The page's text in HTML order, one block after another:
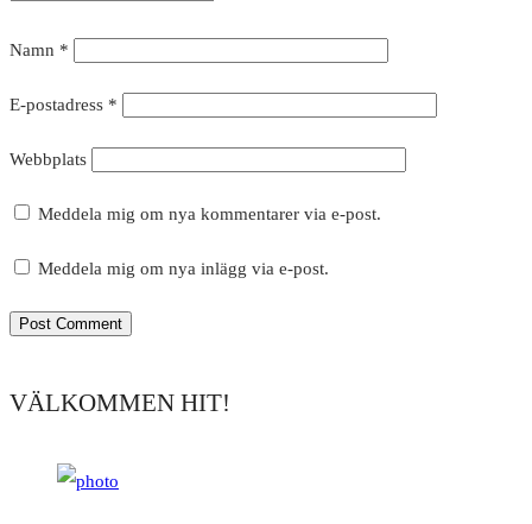
Namn *
E-postadress *
Webbplats
Meddela mig om nya kommentarer via e-post.
Meddela mig om nya inlägg via e-post.
VÄLKOMMEN HIT!